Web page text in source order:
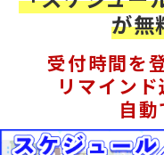
が無
受付時間を
リマイン
自